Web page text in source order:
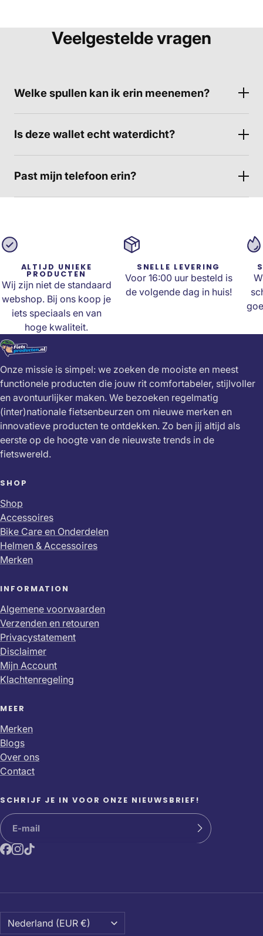
Veelgestelde vragen
Welke spullen kan ik erin meenemen?
Is deze wallet echt waterdicht?
Past mijn telefoon erin?
ALTIJD UNIEKE
PRODUCTEN
Wij zijn niet de standaard
webshop. Bij ons koop je
iets speciaals en van
hoge kwaliteit.
SNELLE LEVERING
Voor 16:00 uur besteld is
de volgende dag in huis!
Onze missie is simpel: we zoeken de mooiste en meest
functionele producten die jouw rit comfortabeler, stijlvoller
en avontuurlijker maken. We bezoeken regelmatig
(inter)nationale fietsenbeurzen om nieuwe merken en
innovatieve producten te ontdekken. Zo ben jij altijd als
eerste op de hoogte van de nieuwste trends in de
fietswereld.
SHOP
Shop
Accessoires
Bike Care en Onderdelen
Helmen & Accessoires
Merken
INFORMATION
Algemene voorwaarden
Verzenden en retouren
Privacystatement
Disclaimer
Mijn Account
Klachtenregeling
MEER
Merken
Blogs
Over ons
Contact
SCHRIJF JE IN VOOR ONZE NIEUWSBRIEF!